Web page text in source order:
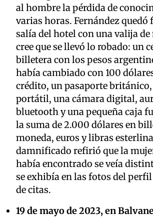
al hombre la pérdida de
varias horas. Fernández quedó
salía del hotel con una valija de
cree que se llevó lo robado: un
billetera con los pesos
había cambiado con 100
crédito, un pasaporte
portátil, una cámara digital,
bluetooth y una pequeña caja
la suma de 2.000 dólares en
moneda, euros y libras
damnificado refirió que la
había encontrado se veía
se exhibía en las fotos del
de citas.
19 de mayo de 2023, en